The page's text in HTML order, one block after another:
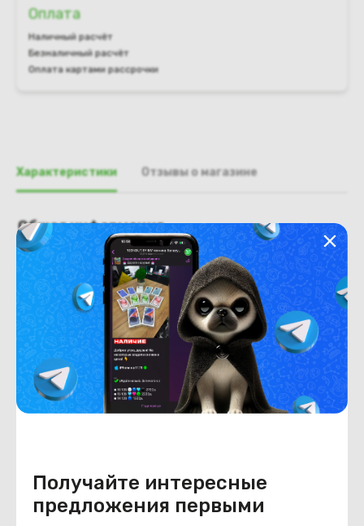
Получайте интересные
предложения первыми
Оплата
Наличный расчёт
Безналичный расчёт
Оплата картами рассрочки
Характеристики Отзывы о магазине
Общая информация
Производитель
Asus
Тип товара
рамка крышки матрицы
Состояние
Недостатки
Не обнаружено
Состояние
удовлетворительное
Внешний вид
имеются следы использования.
незначительные царапины,